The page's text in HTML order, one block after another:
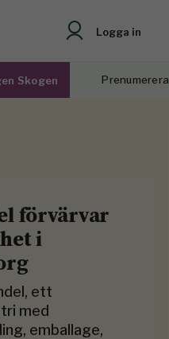
Logga in
Skogen Prenumerera
förvärvar
i
ett
med
emballage,